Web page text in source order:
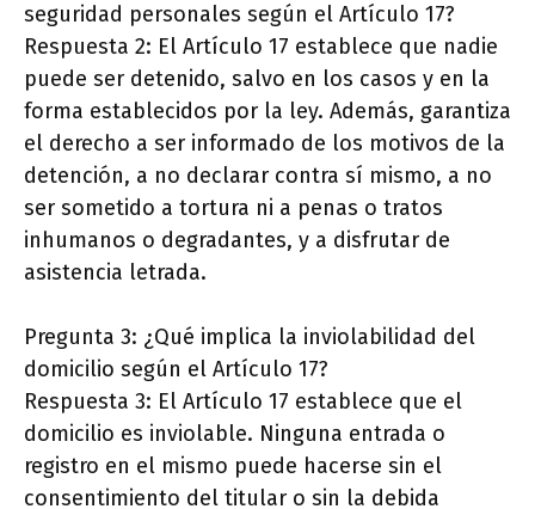
seguridad personales según el Artículo 17?
Respuesta 2: El Artículo 17 establece que nadie
puede ser detenido, salvo en los casos y en la
forma establecidos por la ley. Además, garantiza
el derecho a ser informado de los motivos de la
detención, a no declarar contra sí mismo, a no
ser sometido a tortura ni a penas o tratos
inhumanos o degradantes, y a disfrutar de
asistencia letrada.
Pregunta 3: ¿Qué implica la inviolabilidad del
domicilio según el Artículo 17?
Respuesta 3: El Artículo 17 establece que el
domicilio es inviolable. Ninguna entrada o
registro en el mismo puede hacerse sin el
consentimiento del titular o sin la debida